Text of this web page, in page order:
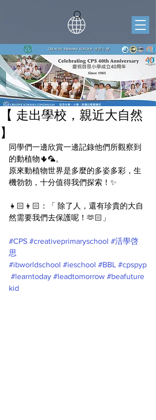
【 走出學校，親近大自然
】
同學們一邊欣賞一邊記錄他們所觀察到
的動植物🌵🦜。
原來動植物世界是多麼的多姿多彩，生
機勃勃，十分值得我們探索！✨
👧🏻👦🏻：「 除了人，還有珍貴的大自
然需要我們去保護呢！🫶🏻」
#CPS #creativeprimaryschool #活學啓
思
#ibworldschool #ieschool #BBL #cpspyp
#learntoday #leadtomorrow #beafuture
kid